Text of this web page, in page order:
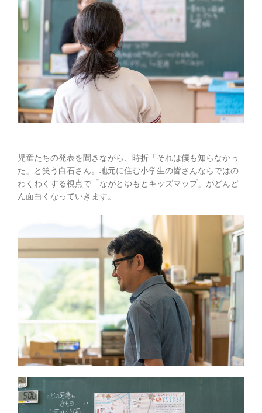
児童たちの発表を聞きながら、時折「それは僕も知らなかっ
た」と笑う白石さん。地元に住む小学生の皆さんならではの
わくわくする視点で「ながとゆもとキッズマップ」がどんど
ん面白くなっていきます。